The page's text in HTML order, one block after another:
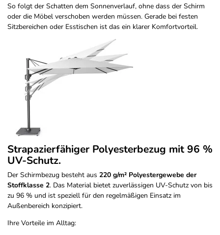
So folgt der Schatten dem Sonnenverlauf, ohne dass der Schirm
oder die Möbel verschoben werden müssen. Gerade bei festen
Sitzbereichen oder Esstischen ist das ein klarer Komfortvorteil.
Strapazierfähiger Polyesterbezug mit 96 %
UV-Schutz.
Der Schirmbezug besteht aus 220 g/m² Polyestergewebe der
Stoffklasse 2. Das Material bietet zuverlässigen UV-Schutz von bis
zu 96 % und ist speziell für den regelmäßigen Einsatz im
Außenbereich konzipiert.
Ihre Vorteile im Alltag: